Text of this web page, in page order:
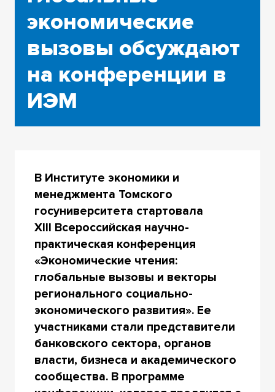
экономические
вызовы обсуждают
на конференции в
ИЭМ
В Институте экономики и
менеджмента Томского
госуниверситета стартовала
XIII Всероссийская научно-
практическая конференция
«Экономические чтения:
глобальные вызовы и векторы
регионального социально-
экономического развития». Ее
участниками стали представители
банковского сектора, органов
власти, бизнеса и академического
сообщества. В программе